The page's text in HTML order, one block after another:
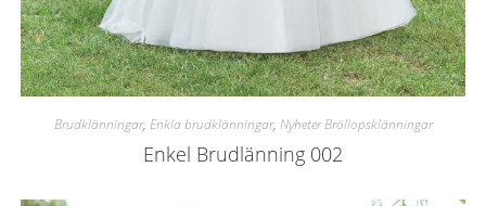
Brudklänningar, Enkla brudklänningar, Nyheter Bröllopsklänningar
Enkel Brudlänning 002